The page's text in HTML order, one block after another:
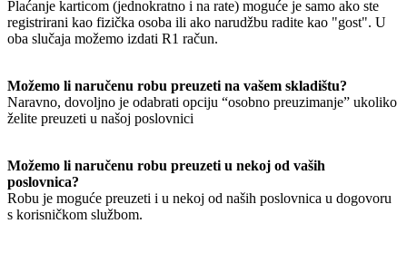
Plaćanje karticom (jednokratno i na rate) moguće je samo ako ste
registrirani kao fizička osoba ili ako narudžbu radite kao "gost". U
oba slučaja možemo izdati R1 račun.
Možemo li naručenu robu preuzeti na vašem skladištu?
Naravno, dovoljno je odabrati opciju “osobno preuzimanje” ukoliko
želite preuzeti u našoj poslovnici
Možemo li naručenu robu preuzeti u nekoj od vaših
poslovnica?
Robu je moguće preuzeti i u nekoj od naših poslovnica u dogovoru
s korisničkom službom.